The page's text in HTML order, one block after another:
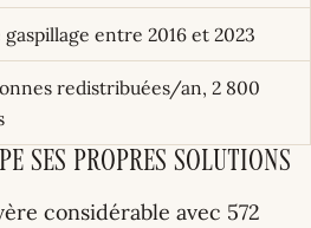
gaspillage entre 2016 et 2023
redistribuées/an, 2 800
ses propres solutions
considérable avec 572